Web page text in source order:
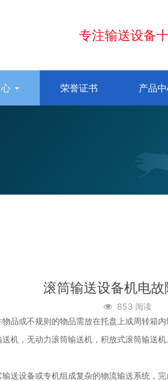
专注输送设备
荣誉证书 产品
滚筒输送设备机电
853 阅读
品或不规则的物品需放在托盘上或周转箱
机，无动力滚筒输送机，积放式滚筒输送
送设备或专机组成复杂的物流输送系统，